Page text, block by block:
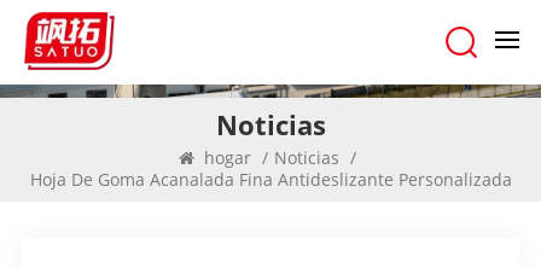
Noticias
hogar / Noticias /
Hoja De Goma Acanalada Fina Antideslizante Personalizada